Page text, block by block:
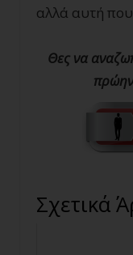
αλλά αυτή
Θες να
Σχετικά